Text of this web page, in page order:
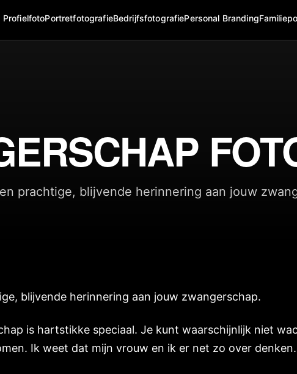
ProfielfotoPortretfotografieBedrijfsfotografiePersonal Branding
prachtige, blijvende herinnering aan jouw
blijvende herinnering aan jouw zwangerschap.
is hartstikke speciaal. Je kunt waarschijnlijk niet
Ik weet dat mijn vrouw en ik er net zo over denken.